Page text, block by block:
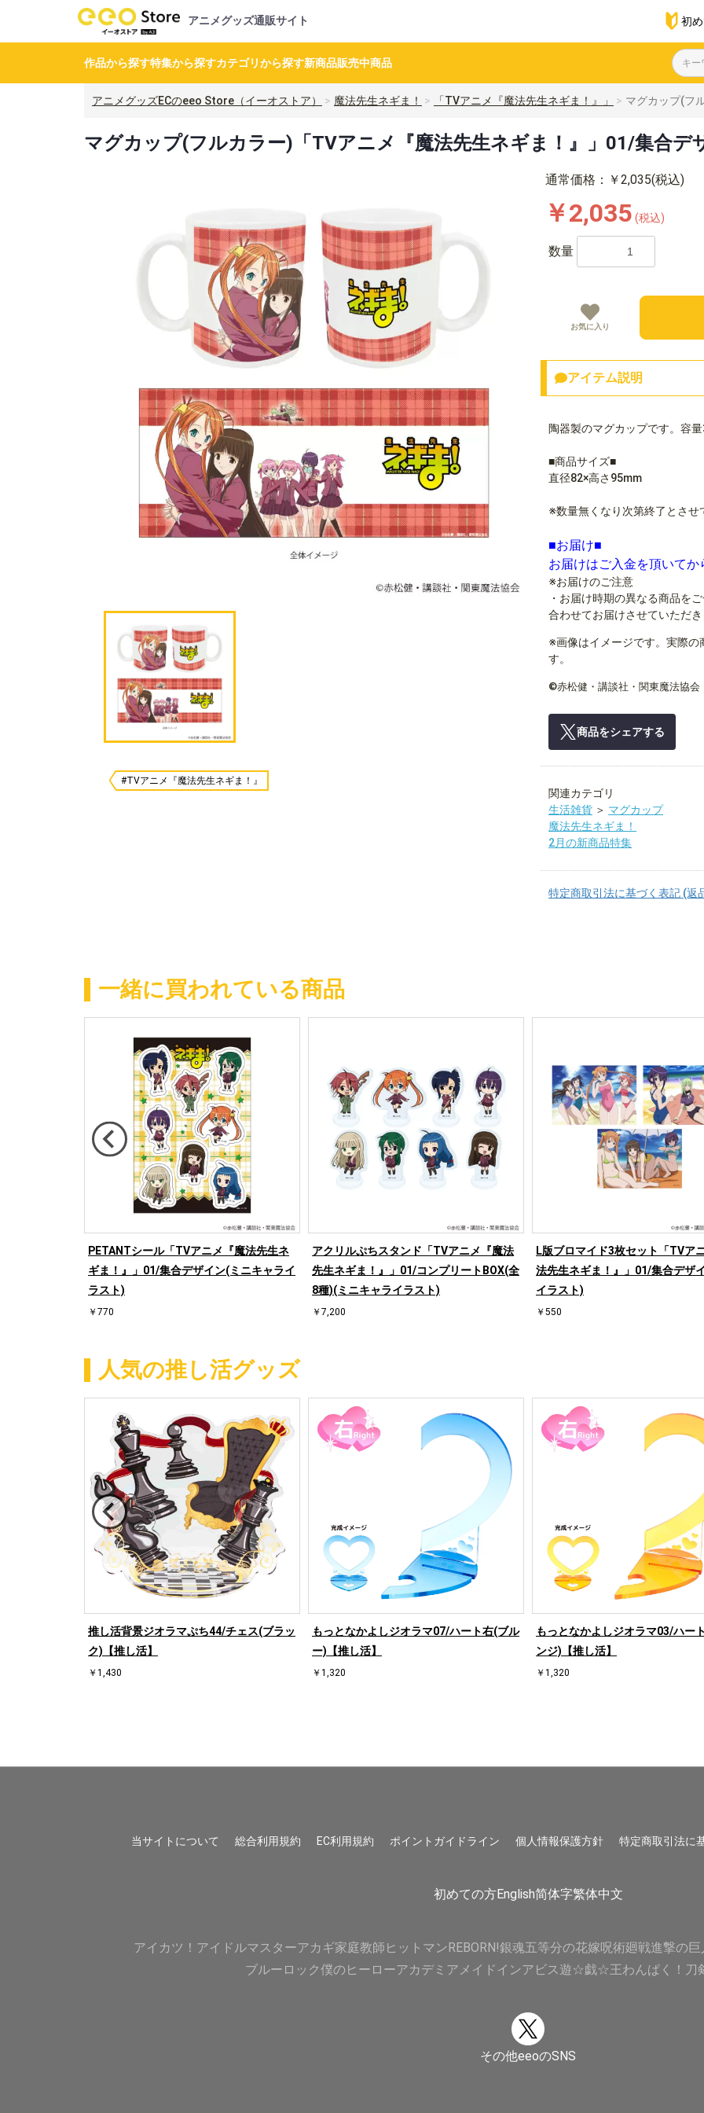
アニメグッズ通販サイト 初
作品から探す特集から探すカテゴリから探す新商品販売中商品
アニメグッズECのeeo Store（イーオストア） 魔法先生ネギま！ 「TVアニメ『魔法先生ネギま！』」 マグカップ(フ
マグカップ(フルカラー)「TVアニメ『魔法先生ネギま！』」01/集合デ
#TVアニメ『魔法先生ネギま！』
通常価格：￥2,035(税込)
￥2,035 (税込)
お気に入り
数量
アイテム説明
陶器製のマグカップです。容
■商品サイズ■
直径82×高さ95mm
※数量無くなり次第終了とさせ
■お届け■
お届けはご入金を頂いて
※お届けのご注意
・お届け時期の異なる商品を
合わせてお届けさせていただ
※画像はイメージです。実際
す。
©赤松健・講談社・関東魔法協会
商品をシェアする
関連カテゴリ
生活雑貨 ＞ マグカップ
魔法先生ネギま！
2月の新商品特集
特定商取引法に基づく表記 (返
一緒に買われている商品
PETANTシール「TVアニメ『魔法先生ネ
ギま！』」01/集合デザイン(ミニキャライ
ラスト)
￥770
アクリルぷちスタンド「TVアニメ『魔法
先生ネギま！』」01/コンプリートBOX(全
8種)(ミニキャライラスト)
￥7,200
L版ブロマイド3枚セット「TVア
法先生ネギま！』」01/集合デザ
イラスト)
￥550
人気の推し活グッズ
推し活背景ジオラマぷち44/チェス(ブラッ
ク)【推し活】
￥1,430
もっとなかよしジオラマ07/ハート右(ブル
ー)【推し活】
￥1,320
もっとなかよしジオラマ03/ハー
ンジ)【推し活】
￥1,320
当サイトについて 総合利用規約 EC利用規約 ポイントガイドライン 個人情報保護方針 特定商取引法に
初めての方English简体字繁体中文
アイカツ！ アイドルマスターアカギ家庭教師ヒットマンREBORN!銀魂五等分の花嫁呪術廻戦進撃の巨
ブルーロック僕のヒーローアカデミア メイドインアビス遊☆戯☆王わんぱく！刀
その他eeoのSNS